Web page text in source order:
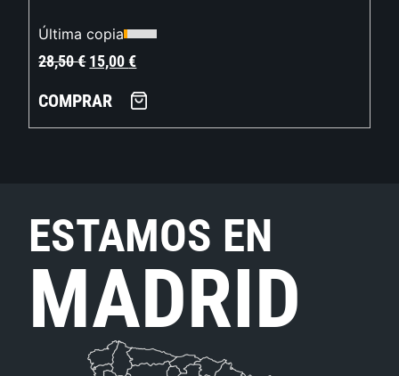
Última copia
28,50€ 15,00€
COMPRAR
ESTAMOS EN
MADRID